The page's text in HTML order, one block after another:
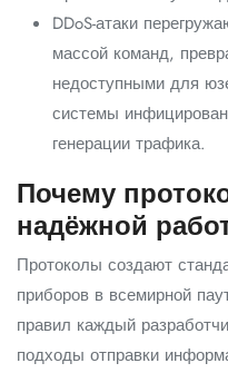
DDoS-атаки
массой команд,
недоступными для
системы
генерации трафика.
Почему
надёжной
Протоколы создают
приборов в всемирной
правил каждый
подходы отправки